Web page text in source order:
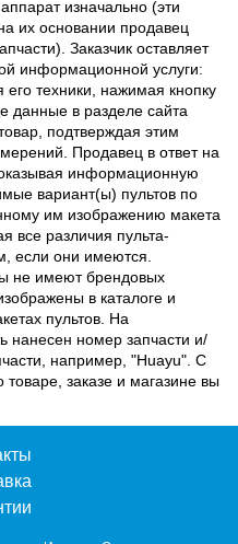
изначально (эти
их основании продавец
Заказчик оставляет
информационной услуги:
его техники, нажимая кнопку
данные в разделе сайта
подтверждая этим
Продавец в ответ на
оказывая информационную
вариант(ы) пультов по
им изображению макета
все различия пульта-
если они имеются.
не имеют брендовых
в каталоге и
пультов. На
нанесен номер запчасти и/
например, "Huayu". С
заказе и магазине вы